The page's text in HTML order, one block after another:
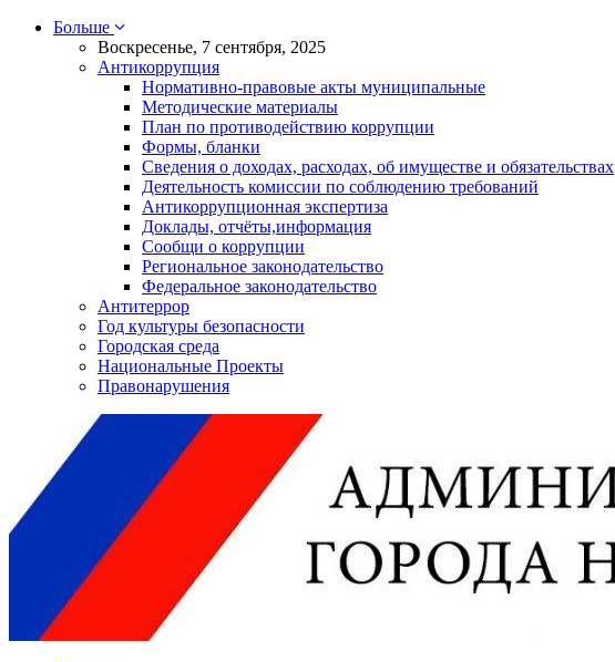
Больше
Воскресенье, 7 сентября, 2025
Антикоррупция
Нормативно-правовые акты муниципальные
Методические материалы
План по противодействию коррупции
Формы, бланки
Сведения о доходах, расходах, об имуществе и обязательствах
Деятельность комиссии по соблюдению требований
Антикоррупционная экспертиза
Доклады, отчёты,информация
Сообщи о коррупции
Региональное законодательство
Федеральное законодательство
Антитеррор
Год культуры безопасности
Городская среда
Национальные Проекты
Правонарушения